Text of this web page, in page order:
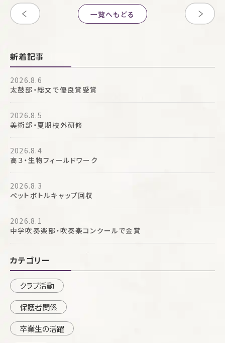
一覧へもどる
新着記事
2026.8.6
太鼓部・総文で優良賞受賞
2026.8.5
美術部・夏期校外研修
2026.8.4
高３・生物フィールドワーク
2026.8.3
ペットボトルキャップ回収
2026.8.1
中学吹奏楽部・吹奏楽コンクールで金賞
カテゴリー
クラブ活動
保護者関係
卒業生の活躍